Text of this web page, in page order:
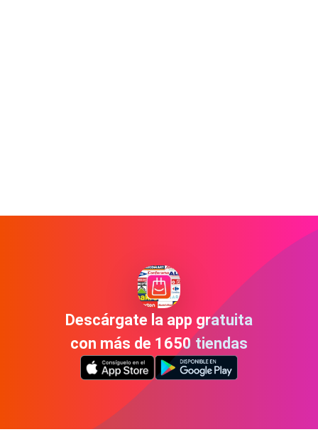
Descárgate la app gratuita
con más de 1650 tiendas